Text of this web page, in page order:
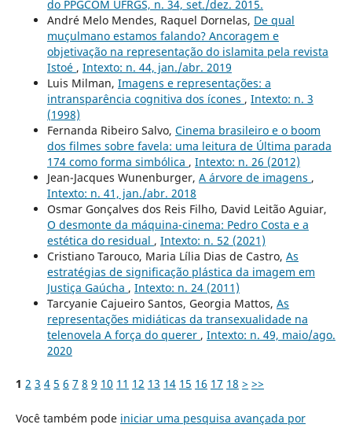
do PPGCOM UFRGS, n. 34, set./dez. 2015.
André Melo Mendes, Raquel Dornelas, De qual
muçulmano estamos falando? Ancoragem e
objetivação na representação do islamita pela revista
Istoé , Intexto: n. 44, jan./abr. 2019
Luis Milman, Imagens e representações: a
intransparência cognitiva dos ícones , Intexto: n. 3
(1998)
Fernanda Ribeiro Salvo, Cinema brasileiro e o boom
dos filmes sobre favela: uma leitura de Última parada
174 como forma simbólica , Intexto: n. 26 (2012)
Jean-Jacques Wunenburger, A árvore de imagens ,
Intexto: n. 41, jan./abr. 2018
Osmar Gonçalves dos Reis Filho, David Leitão Aguiar,
O desmonte da máquina-cinema: Pedro Costa e a
estética do residual , Intexto: n. 52 (2021)
Cristiano Tarouco, Maria Lília Dias de Castro, As
estratégias de significação plástica da imagem em
Justiça Gaúcha , Intexto: n. 24 (2011)
Tarcyanie Cajueiro Santos, Georgia Mattos, As
representações midiáticas da transexualidade na
telenovela A força do querer , Intexto: n. 49, maio/ago.
2020
1 2 3 4 5 6 7 8 9 10 11 12 13 14 15 16 17 18 > >>
Você também pode iniciar uma pesquisa avançada por